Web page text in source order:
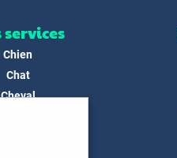
services
Chien
Chat
Cheval